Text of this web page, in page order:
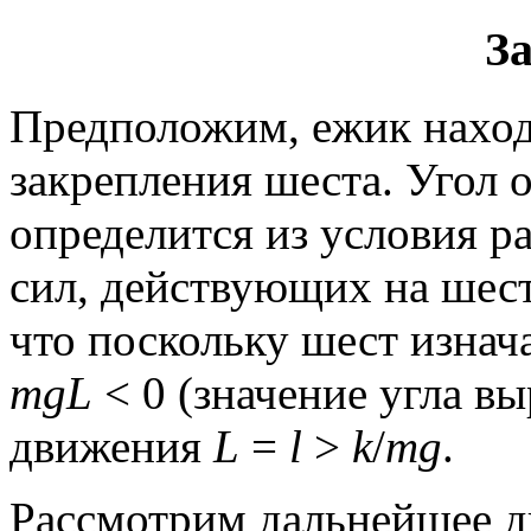
Предположим, ежик
закрепления шеста. Угол
определится из условия
сил, действующих на
что поскольку шест
mgL < 0 (значение угла
движения L = l > k/mg.
Рассмотрим дальнейшее